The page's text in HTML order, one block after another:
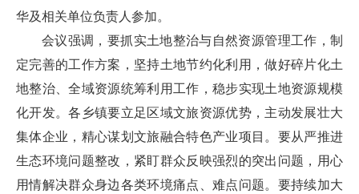
华及相关单位负责人参加。
会议强调，要抓实土地整治与自然资源管理工作，制
定完善的工作方案，坚持土地节约化利用，做好碎片化土
地整治、全域资源统筹利用工作，稳步实现土地资源规模
化开发。各乡镇要立足区域文旅资源优势，主动发展壮大
集体企业，精心谋划文旅融合特色产业项目。要从严推进
生态环境问题整改，紧盯群众反映强烈的突出问题，用心
用情解决群众身边各类环境痛点、难点问题。要持续加大